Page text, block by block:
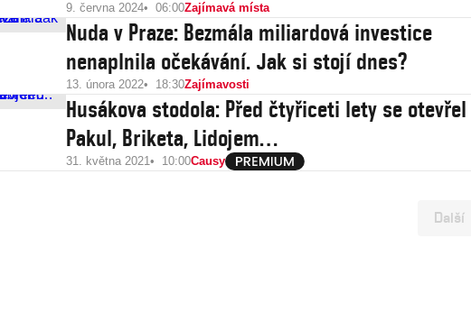
9. června 2024 06:00Zajímavá místa
Nuda v Praze: Bezmála miliardová investice
nenaplnila očekávání. Jak si stojí dnes?
13. února 2022 18:30Zajímavosti
Husákova stodola: Před čtyřiceti lety se otevřel
Pakul, Briketa, Lidojem…
31. května 2021 10:00Causy
Další